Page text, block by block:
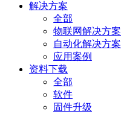
解决方案
全部
物联网解决方案
自动化解决方案
应用案例
资料下载
全部
软件
固件升级